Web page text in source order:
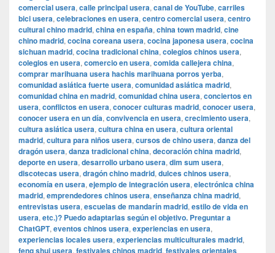
comercial usera, calle principal usera, canal de YouTube, carriles
bici usera, celebraciones en usera, centro comercial usera, centro
cultural chino madrid, china en españa, china town madrid, cine
chino madrid, cocina coreana usera, cocina japonesa usera, cocina
sichuan madrid, cocina tradicional china, colegios chinos usera,
colegios en usera, comercio en usera, comida callejera china,
comprar marihuana usera hachis marihuana porros yerba,
comunidad asiática fuerte usera, comunidad asiática madrid,
comunidad china en madrid, comunidad china usera, conciertos en
usera, conflictos en usera, conocer culturas madrid, conocer usera,
conocer usera en un día, convivencia en usera, crecimiento usera,
cultura asiática usera, cultura china en usera, cultura oriental
madrid, cultura para niños usera, cursos de chino usera, danza del
dragón usera, danza tradicional china, decoración china madrid,
deporte en usera, desarrollo urbano usera, dim sum usera,
discotecas usera, dragón chino madrid, dulces chinos usera,
economía en usera, ejemplo de integración usera, electrónica china
madrid, emprendedores chinos usera, enseñanza china madrid,
entrevistas usera, escuelas de mandarín madrid, estilo de vida en
usera, etc.)? Puedo adaptarlas según el objetivo. Preguntar a
ChatGPT, eventos chinos usera, experiencias en usera,
experiencias locales usera, experiencias multiculturales madrid,
feng shui usera, festivales chinos madrid, festivales orientales